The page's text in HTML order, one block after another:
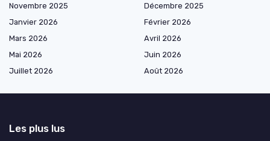
Novembre 2025
Décembre 2025
Janvier 2026
Février 2026
Mars 2026
Avril 2026
Mai 2026
Juin 2026
Juillet 2026
Août 2026
Les plus lus